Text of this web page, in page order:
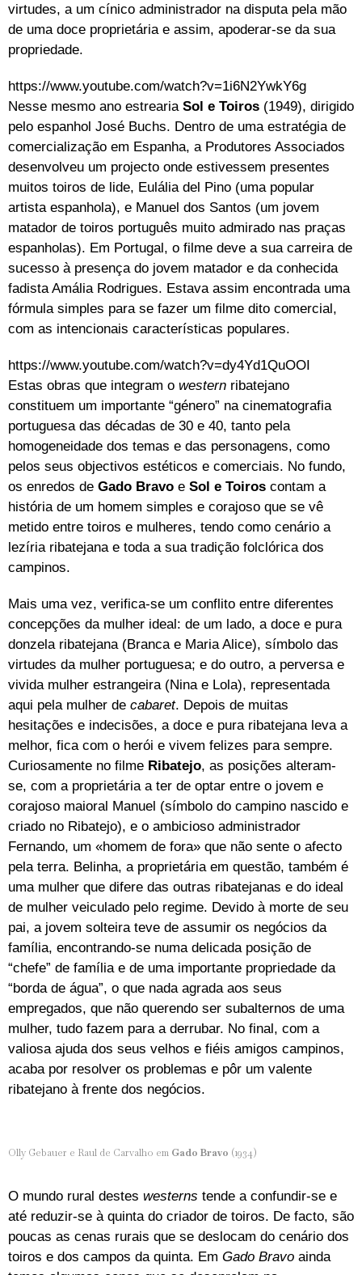
virtudes, a um cínico administrador na disputa pela mão
de uma doce proprietária e assim, apoderar-se da sua
propriedade.
https://www.youtube.com/watch?v=1i6N2YwkY6g
Nesse mesmo ano estrearia Sol e Toiros (1949), dirigido
pelo espanhol José Buchs. Dentro de uma estratégia de
comercialização em Espanha, a Produtores Associados
desenvolveu um projecto onde estivessem presentes
muitos toiros de lide, Eulália del Pino (uma popular
artista espanhola), e Manuel dos Santos (um jovem
matador de toiros português muito admirado nas praças
espanholas). Em Portugal, o filme deve a sua carreira de
sucesso à presença do jovem matador e da conhecida
fadista Amália Rodrigues. Estava assim encontrada uma
fórmula simples para se fazer um filme dito comercial,
com as intencionais características populares.
https://www.youtube.com/watch?v=dy4Yd1QuOOI
Estas obras que integram o western ribatejano
constituem um importante “género” na cinematografia
portuguesa das décadas de 30 e 40, tanto pela
homogeneidade dos temas e das personagens, como
pelos seus objectivos estéticos e comerciais. No fundo,
os enredos de Gado Bravo e Sol e Toiros contam a
história de um homem simples e corajoso que se vê
metido entre toiros e mulheres, tendo como cenário a
lezíria ribatejana e toda a sua tradição folclórica dos
campinos.
Mais uma vez, verifica-se um conflito entre diferentes
concepções da mulher ideal: de um lado, a doce e pura
donzela ribatejana (Branca e Maria Alice), símbolo das
virtudes da mulher portuguesa; e do outro, a perversa e
vivida mulher estrangeira (Nina e Lola), representada
aqui pela mulher de cabaret. Depois de muitas
hesitações e indecisões, a doce e pura ribatejana leva a
melhor, fica com o herói e vivem felizes para sempre.
Curiosamente no filme Ribatejo, as posições alteram-
se, com a proprietária a ter de optar entre o jovem e
corajoso maioral Manuel (símbolo do campino nascido e
criado no Ribatejo), e o ambicioso administrador
Fernando, um «homem de fora» que não sente o afecto
pela terra. Belinha, a proprietária em questão, também é
uma mulher que difere das outras ribatejanas e do ideal
de mulher veiculado pelo regime. Devido à morte de seu
pai, a jovem solteira teve de assumir os negócios da
família, encontrando-se numa delicada posição de
“chefe” de família e de uma importante propriedade da
“borda de água”, o que nada agrada aos seus
empregados, que não querendo ser subalternos de uma
mulher, tudo fazem para a derrubar. No final, com a
valiosa ajuda dos seus velhos e fiéis amigos campinos,
acaba por resolver os problemas e pôr um valente
ribatejano à frente dos negócios.
Olly Gebauer e Raul de Carvalho em Gado Bravo (1934)
O mundo rural destes westerns tende a confundir-se e
até reduzir-se à quinta do criador de toiros. De facto, são
poucas as cenas rurais que se deslocam do cenário dos
toiros e dos campos da quinta. Em Gado Bravo ainda